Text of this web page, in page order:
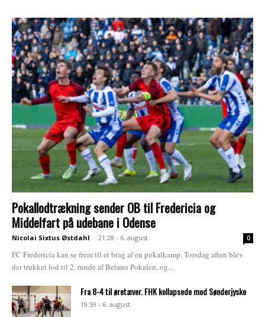
Pokallodtrækning sender OB til Fredericia og
Middelfart på udebane i Odense
Nicolai Sixtus Østdahl - 21:28 - 6. august 0
FC Fredericia kan se frem til et brag af en pokalkamp. Torsdag aften blev
der trukket lod til 2. runde af Betano Pokalen, og...
Fra 8-4 til øretæver. FHK kollapsede mod Sønderjyske
19:59 - 6. august